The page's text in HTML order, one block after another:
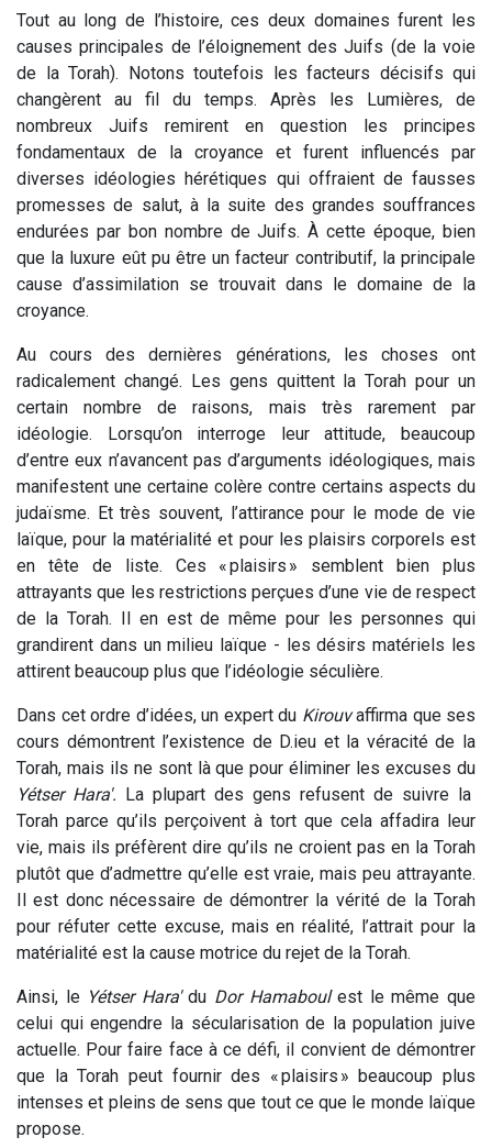
Tout au long de l’histoire, ces deux domaines furent les
causes principales de l’éloignement des Juifs (de la voie
de la Torah). Notons toutefois les facteurs décisifs qui
changèrent au fil du temps. Après les Lumières, de
nombreux Juifs remirent en question les principes
fondamentaux de la croyance et furent influencés par
diverses idéologies hérétiques qui offraient de fausses
promesses de salut, à la suite des grandes souffrances
endurées par bon nombre de Juifs. À cette époque, bien
que la luxure eût pu être un facteur contributif, la principale
cause d’assimilation se trouvait dans le domaine de la
croyance.
Au cours des dernières générations, les choses ont
radicalement changé. Les gens quittent la Torah pour un
certain nombre de raisons, mais très rarement par
idéologie. Lorsqu’on interroge leur attitude, beaucoup
d’entre eux n’avancent pas d’arguments idéologiques, mais
manifestent une certaine colère contre certains aspects du
judaïsme. Et très souvent, l’attirance pour le mode de vie
laïque, pour la matérialité et pour les plaisirs corporels est
en tête de liste. Ces « plaisirs » semblent bien plus
attrayants que les restrictions perçues d’une vie de respect
de la Torah. Il en est de même pour les personnes qui
grandirent dans un milieu laïque - les désirs matériels les
attirent beaucoup plus que l’idéologie séculière.
Dans cet ordre d’idées, un expert du Kirouvaffirma que ses
cours démontrent l’existence de D.ieu et la véracité de la
Torah, mais ils ne sont là que pour éliminer les excuses du
Yétser Hara'. La plupart des gens refusent de suivre la
Torah parce qu’ils perçoivent à tort que cela affadira leur
vie, mais ils préfèrent dire qu’ils ne croient pas en la Torah
plutôt que d’admettre qu’elle est vraie, mais peu attrayante.
Il est donc nécessaire de démontrer la vérité de la Torah
pour réfuter cette excuse, mais en réalité, l’attrait pour la
matérialité est la cause motrice du rejet de la Torah.
Ainsi, le Yétser Hara'du Dor Hamaboulest le même que
celui qui engendre la sécularisation de la population juive
actuelle. Pour faire face à ce défi, il convient de démontrer
que la Torah peut fournir des « plaisirs » beaucoup plus
intenses et pleins de sens que tout ce que le monde laïque
propose.